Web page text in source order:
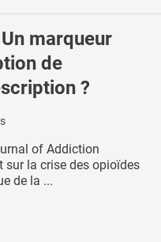
marqueur
de
?
of Addiction
sur la crise des opioïdes
de la ...